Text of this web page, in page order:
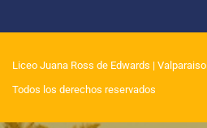
Liceo Juana Ross de Edwards | Valparaiso
Todos los derechos reservados